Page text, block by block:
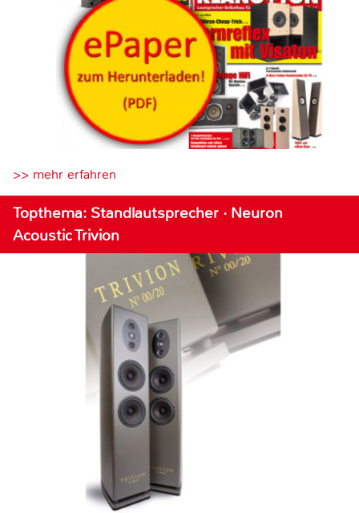
>> mehr erfahren
Topthema: Standlautsprecher · Neuron
Acoustic Trivion